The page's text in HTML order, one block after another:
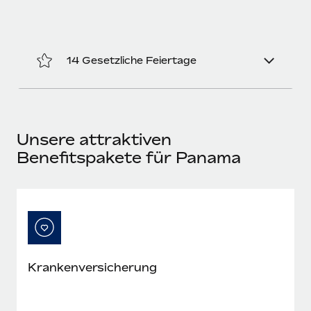
14 Gesetzliche Feiertage
Unsere attraktiven
Benefitspakete für Panama
Krankenversicherung